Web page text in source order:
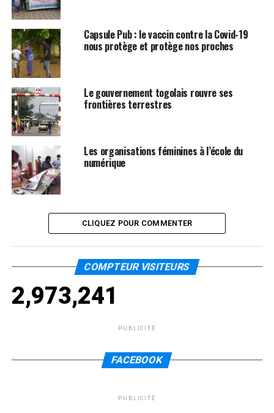
Capsule Pub : le vaccin contre la Covid-19
nous protège et protège nos proches
Le gouvernement togolais rouvre ses
frontières terrestres
Les organisations féminines à l’école du
numérique
CLIQUEZ POUR COMMENTER
COMPTEUR VISITEURS
2,973,241
PUBLICITÉ
FACEBOOK
PUBLICITÉ